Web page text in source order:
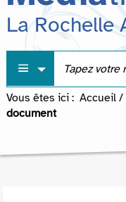
La Rochelle
Vous êtes ici : Accueil /
document